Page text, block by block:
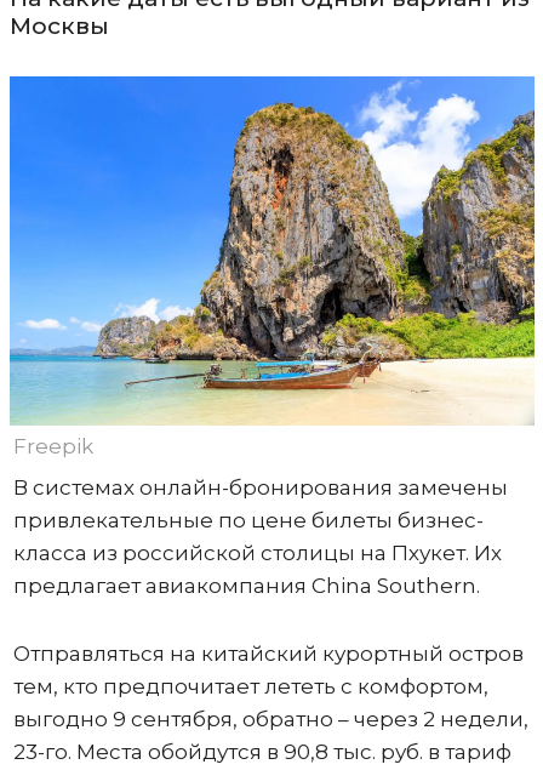
Москвы
Freepik
В системах онлайн-бронирования замечены
привлекательные по цене билеты бизнес-
класса из российской столицы на Пхукет. Их
предлагает авиакомпания China Southern.
Отправляться на китайский курортный остров
тем, кто предпочитает лететь с комфортом,
выгодно 9 сентября, обратно – через 2 недели,
23-го. Места обойдутся в 90,8 тыс. руб. в тариф